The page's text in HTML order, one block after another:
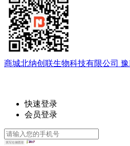
商城北纳创联生物科技有限公司 豫
快速登录
会员登录